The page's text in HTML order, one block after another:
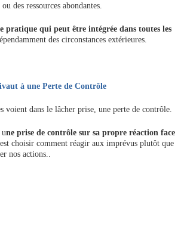
des ressources abondantes.
pratique qui peut être intégrée dans toutes les
des circonstances extérieures.
à une Perte de Contrôle
voient dans le lâcher prise, une perte de contrôle.
ne prise de contrôle sur sa propre réaction face
choisir comment réagir aux imprévus plutôt que
nos actions..